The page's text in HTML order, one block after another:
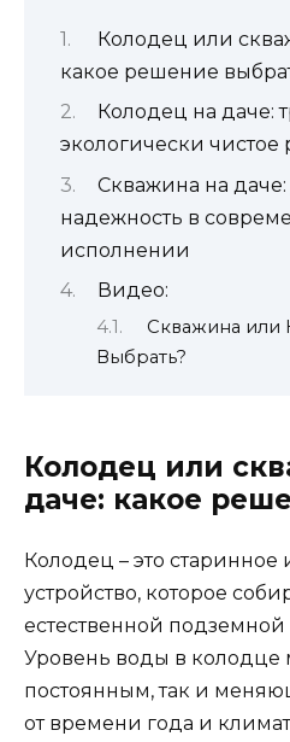
Колодец или
какое решение
Колодец на даче:
экологически
Скважина на даче:
надежность в
исполнении
Видео:
Скважина или
Выбрать?
Колодец или
даче: какое
Колодец – это
устройство, которое
естественной
Уровень воды в колодце
постоянным, так и
от времени года и